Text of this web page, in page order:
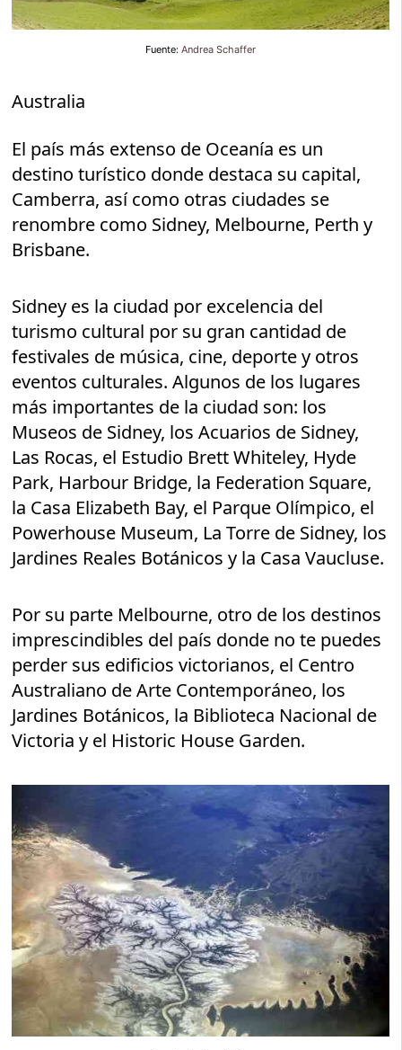
Fuente: Andrea Schaffer
Australia
El país más extenso de Oceanía es un
destino turístico donde destaca su capital,
Camberra, así como otras ciudades se
renombre como Sidney, Melbourne, Perth y
Brisbane.
Sidney es la ciudad por excelencia del
turismo cultural por su gran cantidad de
festivales de música, cine, deporte y otros
eventos culturales. Algunos de los lugares
más importantes de la ciudad son: los
Museos de Sidney, los Acuarios de Sidney,
Las Rocas, el Estudio Brett Whiteley, Hyde
Park, Harbour Bridge, la Federation Square,
la Casa Elizabeth Bay, el Parque Olímpico, el
Powerhouse Museum, La Torre de Sidney, los
Jardines Reales Botánicos y la Casa Vaucluse.
Por su parte Melbourne, otro de los destinos
imprescindibles del país donde no te puedes
perder sus edificios victorianos, el Centro
Australiano de Arte Contemporáneo, los
Jardines Botánicos, la Biblioteca Nacional de
Victoria y el Historic House Garden.